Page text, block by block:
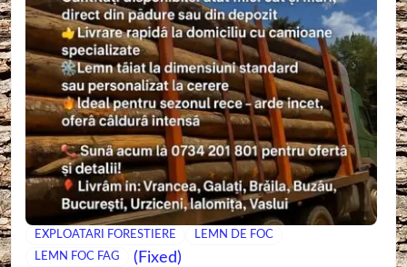
EXPLOATARI FORESTIERE
LEMN DE FOC
LEMN FOC FAG
(Fixed)